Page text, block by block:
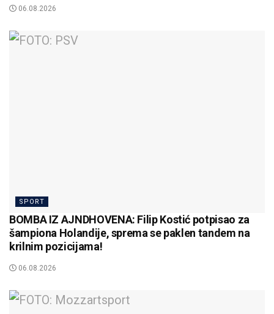
06.08.2026
SPORT
BOMBA IZ AJNDHOVENA: Filip Kostić potpisao za
šampiona Holandije, sprema se paklen tandem na
krilnim pozicijama!
06.08.2026